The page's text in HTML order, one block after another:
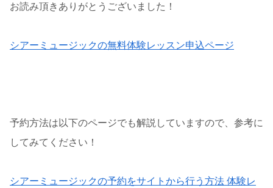
お読み頂きありがとうございました！
シアーミュージックの無料体験レッスン申込ページ
予約方法は以下のページでも解説していますので、参考に
してみてください！
シアーミュージックの予約をサイトから行う方法 体験レ